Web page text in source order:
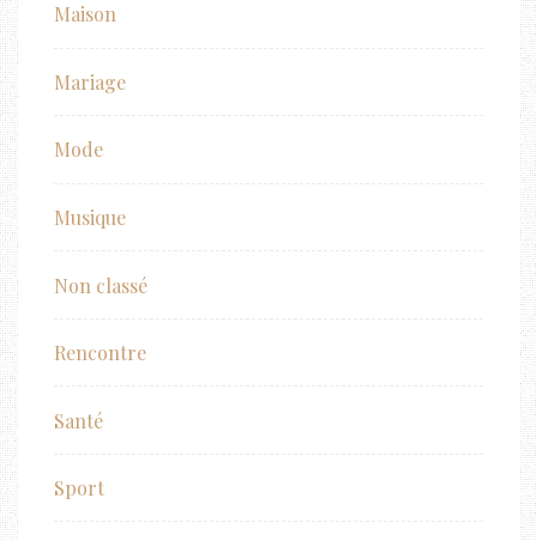
Maison
Mariage
Mode
Musique
Non classé
Rencontre
Santé
Sport